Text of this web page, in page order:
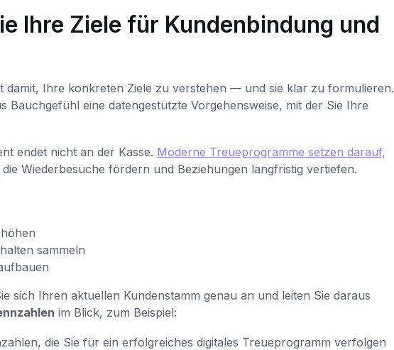
Ihre Ziele für Kundenbindung und
damit, Ihre konkreten Ziele zu verstehen — und sie klar zu formulieren.
Bauchgefühl eine datengestützte Vorgehensweise, mit der Sie Ihre
endet nicht an der Kasse. Moderne Treueprogramme setzen darauf,
die Wiederbesuche fördern und Beziehungen langfristig vertiefen.
sammeln
sich Ihren aktuellen Kundenstamm genau an und leiten Sie daraus
im Blick, zum Beispiel:
die Sie für ein erfolgreiches digitales Treueprogramm verfolgen